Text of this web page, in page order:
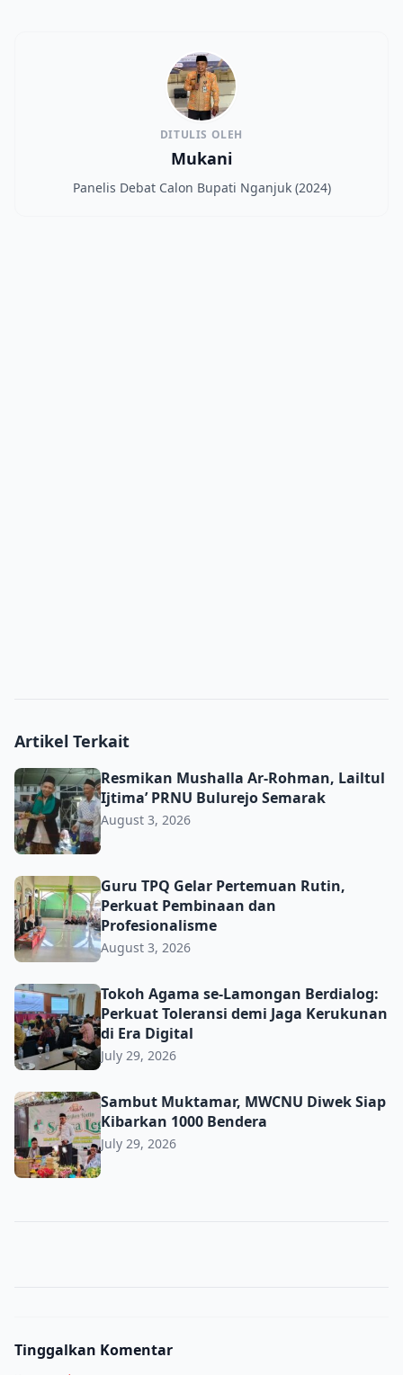
DITULIS OLEH
Mukani
Panelis Debat Calon Bupati Nganjuk (2024)
Artikel Terkait
Resmikan Mushalla Ar-Rohman, Lailtul Ijtima’ PRNU
Resmikan Mushalla Ar-Rohman, Lailtul
Ijtima’ PRNU Bulurejo Semarak
August 3, 2026
Guru TPQ Gelar Pertemuan Rutin, Perkuat Pembinaan
Guru TPQ Gelar Pertemuan Rutin,
Perkuat Pembinaan dan
Profesionalisme
August 3, 2026
Tokoh Agama se-Lamongan Berdialog: Perkuat
Tokoh Agama se-Lamongan Berdialog:
Perkuat Toleransi demi Jaga Kerukunan
di Era Digital
July 29, 2026
Sambut Muktamar, MWCNU Diwek Siap Kibarkan 1000
Sambut Muktamar, MWCNU Diwek Siap
Kibarkan 1000 Bendera
July 29, 2026
Tinggalkan Komentar